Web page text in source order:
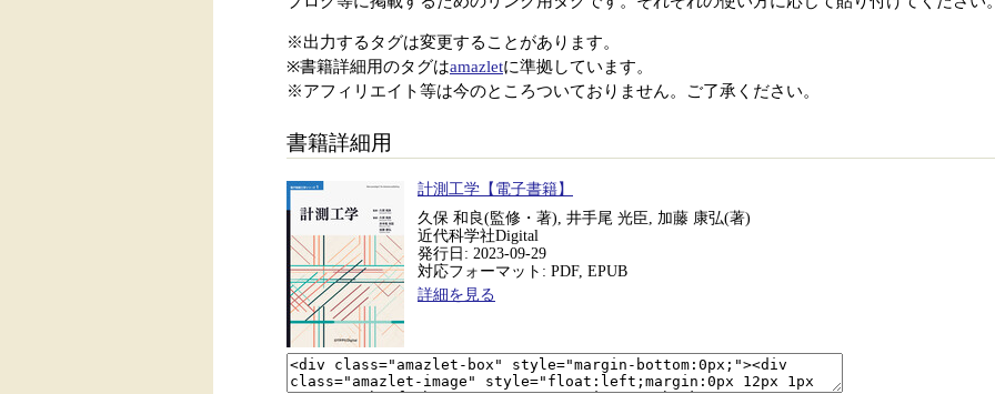
※出力するタグは変更することがあります。
※書籍詳細用のタグはamazletに準拠しています。
※アフィリエイト等は今のところついておりません。ご了承ください。
書籍詳細用
計測工学【電子書籍】
久保 和良(監修・著), 井手尾 光臣, 加藤 康弘(著)
近代科学社Digital
発行日: 2023-09-29
対応フォーマット: PDF, EPUB
詳細を見る